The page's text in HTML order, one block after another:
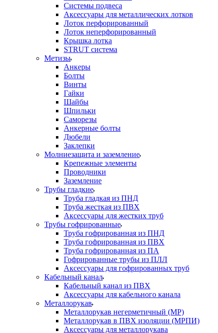
Системы подвеса
Аксессуары для металлических лотков
Лоток перфорированный
Лоток неперфорированный
Крышка лотка
STRUT система
Метизы
Анкеры
Болты
Винты
Гайки
Шайбы
Шпильки
Саморезы
Анкерные болты
Дюбели
Заклепки
Молниезащита и заземление
Крепежные элементы
Проводники
Заземление
Трубы гладкие
Труба гладкая из ПНД
Труба жесткая из ПВХ
Аксессуары для жестких труб
Трубы гофрированные
Труба гофрированная из ПНД
Труба гофрированная из ПВХ
Труба гофрированная из ПА
Гофрированные трубы из ПЛЛ
Аксессуары для гофрированных труб
Кабельный канал
Кабельный канал из ПВХ
Аксессуары для кабельного канала
Металлорукав
Металлорукав негерметичный (МР)
Металлорукав в ПВХ изоляции (МРПИ)
Аксессуары для металлорукава